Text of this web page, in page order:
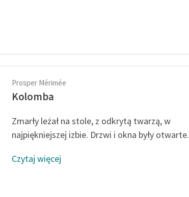
Prosper Mérimée
Kolomba
Zmarły leżał na stole, z odkrytą twarzą, w
najpiękniejszej izbie. Drzwi i okna były
Czytaj więcej